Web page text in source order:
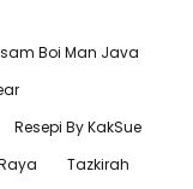
Boi Man Java
Resepi By KakSue
Tazkirah